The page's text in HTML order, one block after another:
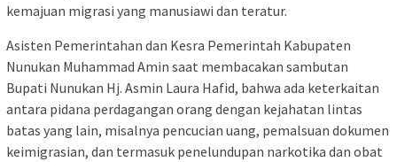
kemajuan migrasi yang manusiawi dan teratur.
Asisten Pemerintahan dan Kesra Pemerintah Kabupaten
Nunukan Muhammad Amin saat membacakan sambutan
Bupati Nunukan Hj. Asmin Laura Hafid, bahwa ada keterkaitan
antara pidana perdagangan orang dengan kejahatan lintas
batas yang lain, misalnya pencucian uang, pemalsuan dokumen
keimigrasian, dan termasuk penelundupan narkotika dan obat